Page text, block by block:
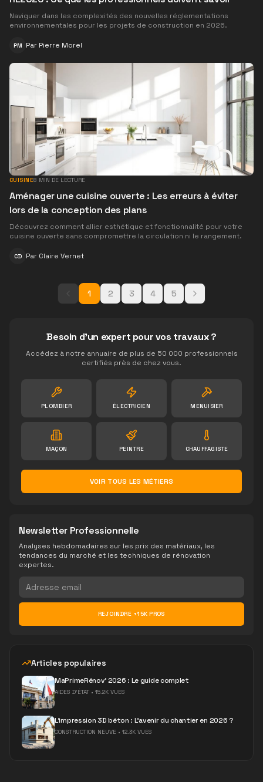
Naviguer dans les complexités des nouvelles réglementations
environnementales pour les projets de construction en 2026.
PM Par Pierre Morel
CUISINE8 MIN DE LECTURE
Aménager une cuisine ouverte : Les erreurs à éviter
lors de la conception des plans
Découvrez comment allier esthétique et fonctionnalité pour votre
cuisine ouverte sans compromettre la circulation ni le rangement.
CD Par Claire Vernet
1 2 3 4 5
Besoin d'un expert pour vos travaux ?
Accédez à notre annuaire de plus de 50 000 professionnels
certifiés près de chez vous.
PLOMBIER ÉLECTRICIEN MENUISIER
MAÇON PEINTRE CHAUFFAGISTE
VOIR TOUS LES MÉTIERS
Newsletter Professionnelle
Analyses hebdomadaires sur les prix des matériaux, les
tendances du marché et les techniques de rénovation
expertes.
REJOINDRE +15K PROS
Articles populaires
MaPrimeRénov' 2026 : Le guide complet
AIDES D'ÉTAT • 15.2K VUES
L'impression 3D béton : L'avenir du chantier en 2026 ?
CONSTRUCTION NEUVE • 12.3K VUES